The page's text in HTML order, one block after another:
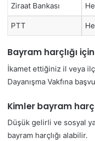
Ziraat Bankası
PTT
Bayram harçlığı
İkamet ettiğiniz il veya
Dayanışma Vakfına
Kimler bayram
Düşük gelirli ve sosyal
bayram harçlığı alabilir.